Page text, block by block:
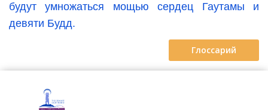
будут умножаться мощью сердец Гаутамы и
девяти Будд.
Глоссарий